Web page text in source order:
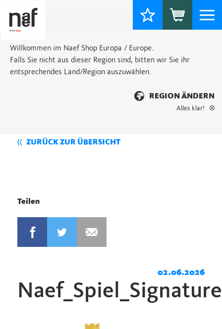
Willkommen im Naef Shop Europa / Europe.
Falls Sie nicht aus dieser Region sind, bitten wir Sie ihr
entsprechendes Land/Region auszuwählen.
REGION ÄNDERN
Alles klar!
ZURÜCK ZUR ÜBERSICHT
Teilen
02.06.2026